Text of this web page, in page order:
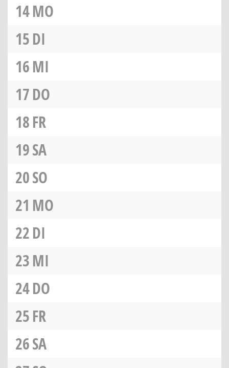
14MO
15DI
16MI
17DO
18FR
19SA
20SO
21 MO
22DI
23MI
24DO
25FR
26SA